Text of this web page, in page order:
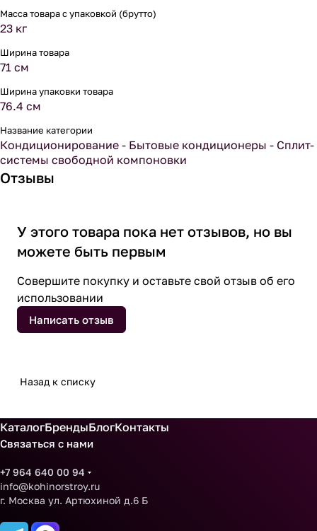
Масса товара с упаковкой (брутто)
23 кг
Ширина товара
71 см
Ширина упаковки товара
76.4 см
Название категории
Кондиционирование - Бытовые кондиционеры - Сплит-
системы свободной компоновки
Отзывы
У этого товара пока нет отзывов, но вы
можете быть первым
Совершите покупку и оставьте свой отзыв об его
использовании
Написать отзыв
Назад к списку
КаталогБрендыБлогКонтакты
Связаться с нами
+7 964 640 00 94
info@kohinorstroy.ru
г. Москва ул. Артюхиной д.6 Б